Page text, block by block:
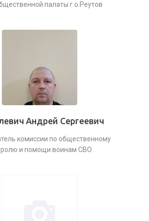
палаты г.о.Реутов
Андрей Сергеевич
комиссии по общественному
и помощи воинам СВО.